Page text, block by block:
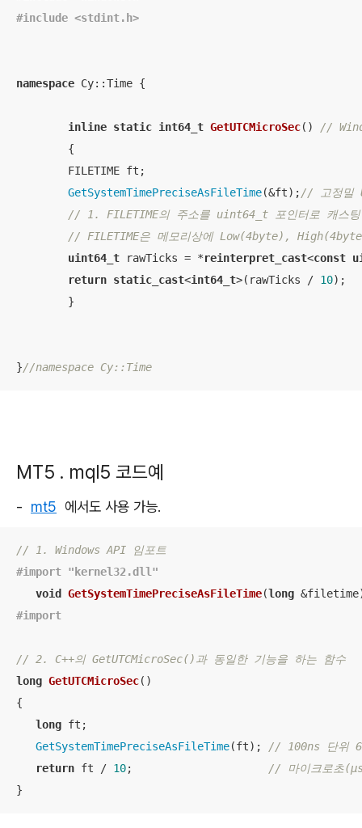
#include <stdint.h>
namespace Cy::Time {
inline static int64_t GetUTCMicroSec()
//
{
        FILETIME ft;
GetSystemTimePreciseAsFileTime(&ft);// 고정밀
// 1. FILETIME의 주소를 uint64_t 포인터로 캐스
// FILETIME은 메모리상에 Low(4byte),
uint64_t rawTicks = *reinterpret_cast<const
return static_cast<int64_t>(rawTicks / 10);
}//namespace Cy::Time
MT5 . mql5 코드예
- mt5 에서도 사용 가능.
// 1. Windows API 임포트
#import "kernel32.dll"
void
GetSystemTimePreciseAsFileTime(long
#import
// 2. C++의 GetUTCMicroSec()과 동일한 기능을 하는 함수
long GetUTCMicroSec()
{
long ft;
GetSystemTimePreciseAsFileTime(ft); // 100ns 단위
return ft / 10; // 마이크로초
}